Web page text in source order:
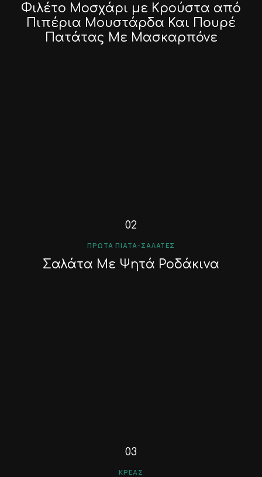
Φιλέτο Μοσχάρι με Κρούστα από
Πιπέρια Μουστάρδα Και Πουρέ
Πατάτας Με Μασκαρπόνε
ΠΡΏΤΑ ΠΙΆΤΑ-ΣΑΛΆΤΕΣ
Σαλάτα Με Ψητά Ροδάκινα
ΚΡΈΑΣ